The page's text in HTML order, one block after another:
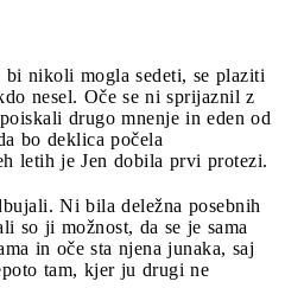
nikoli mogla sedeti, se plaziti
nesel. Oče se ni sprijaznil z
drugo mnenje in eden od
bo deklica počela
letih je Jen dobila prvi protezi.
Ni bila deležna posebnih
so ji možnost, da se je sama
in oče sta njena junaka, saj
tam, kjer ju drugi ne